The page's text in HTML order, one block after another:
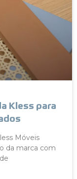
Kless para
Móveis
da marca com